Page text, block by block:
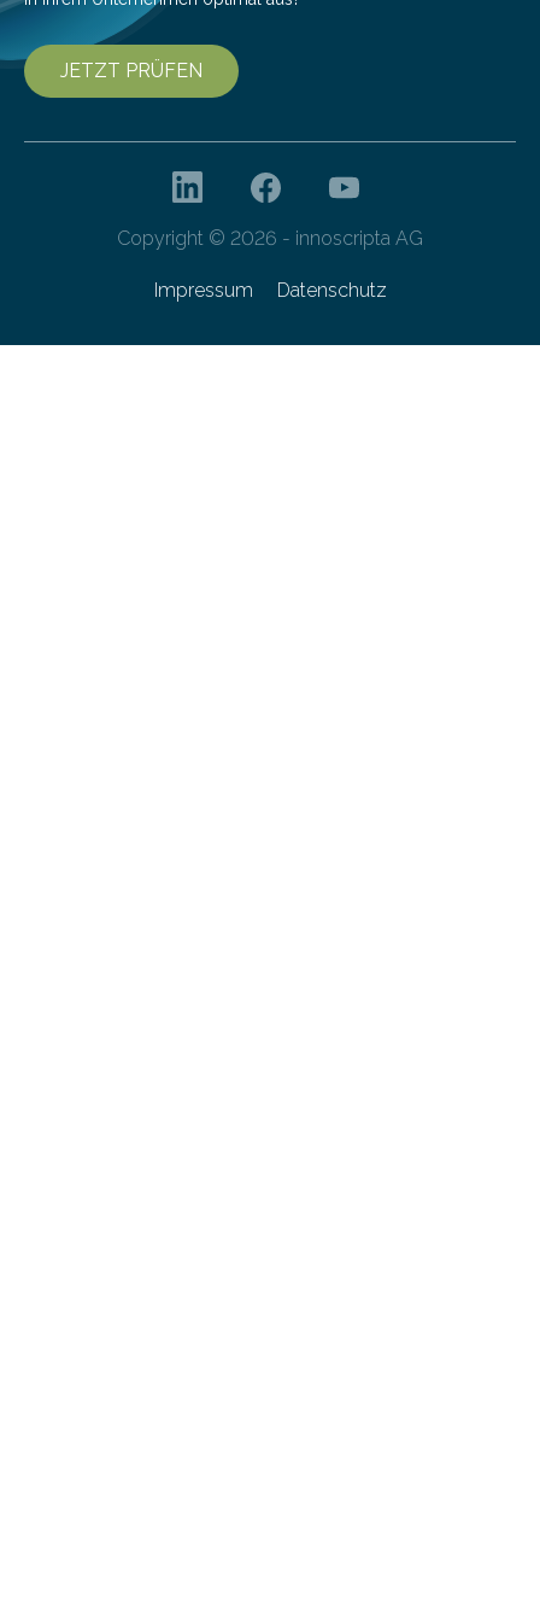
JETZT PRÜFEN
Copyright © 2026 - innoscripta AG
Impressum Datenschutz